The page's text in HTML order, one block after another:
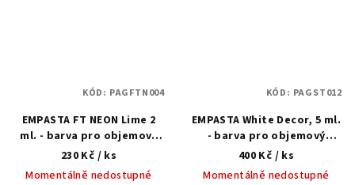
EMPASTA FT NEON Lime 2
ml. - barva pro objemový
design nehtů
230 Kč / ks
Momentálně nedostupné
KÓD: PAGFTN004
EMPASTA White Decor, 5 ml.
- barva pro objemový
design nehtů
400 Kč / ks
Momentálně nedostupné
KÓD: PAGST012